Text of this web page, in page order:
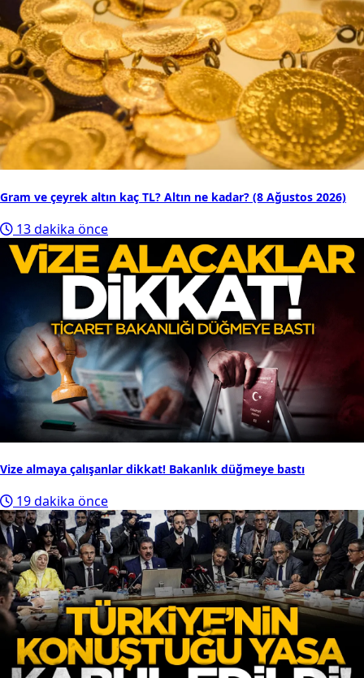
Gram ve çeyrek altın kaç TL? Altın ne kadar? (8 Ağustos 2026)
13 dakika önce
Vize almaya çalışanlar dikkat! Bakanlık düğmeye bastı
19 dakika önce